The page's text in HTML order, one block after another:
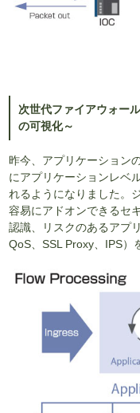
次世代ファイアウォー
の可視化～
昨今、アプリケーション
にアプリケーションレベ
れるようになりました。
容易にアドオンできるセ
認識、リスクのあるアプ
QoS、SSL Proxy、IPS）